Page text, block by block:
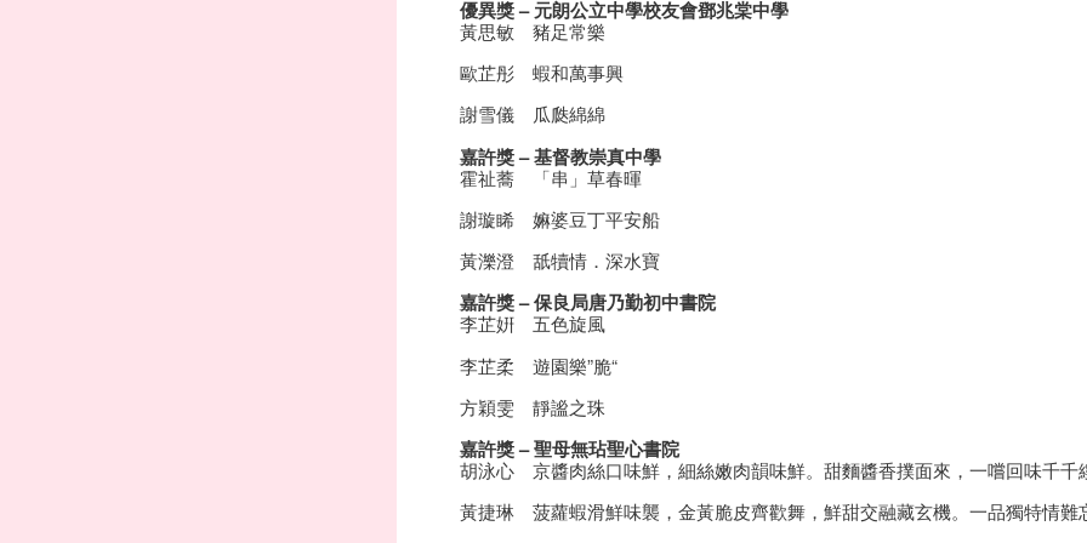
優異獎 – 元朗公立中學校友會鄧兆棠中學
黃思敏 豬足常樂
歐芷彤 蝦和萬事興
謝雪儀 瓜瓞綿綿
嘉許獎 – 基督教崇真中學
霍祉蕎 「串」草春暉
謝璇睎 嫲婆豆丁平安船
黃濼澄 舐犢情．深水寶
嘉許獎 – 保良局唐乃勤初中書院
李芷姸 五色旋風
李芷柔 遊園樂”脆“
方穎雯 靜謐之珠
嘉許獎 – 聖母無玷聖心書院
胡泳心 京醬肉絲口味鮮，細絲嫩肉韻味鮮。甜麵醬香撲面來，一嚐回味千千
黃捷琳 菠蘿蝦滑鮮味襲，金黃脆皮齊歡舞，鮮甜交融藏玄機。一品獨特情難